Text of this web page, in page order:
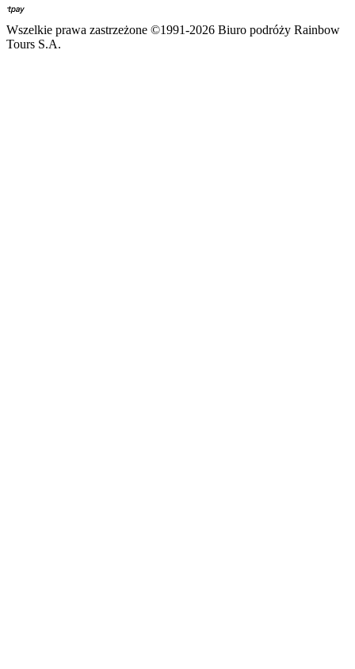
Wszelkie prawa zastrzeżone ©1991-2026 Biuro podróży Rainbow
Tours S.A.